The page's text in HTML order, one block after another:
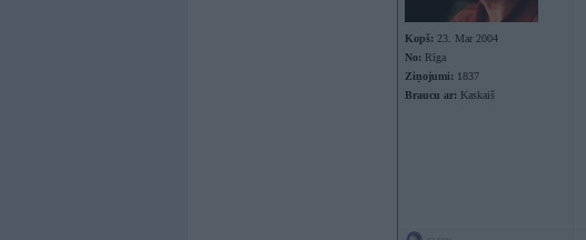
Kopš: 23. Mar 2004
No: Rīga
Ziņojumi: 1837
Braucu ar: Kaskaiš